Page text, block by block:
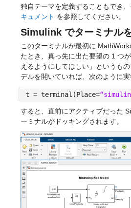
独自テーマを定義することもでき
キュメント を参照してください。
Simulink でターミナル
このターミナルが最初に
たとき、真っ先に出た要望の 1 つ
えるようにしてほしい」というも
デルを開いていれば、次のように実
t = terminal(Place=
すると、直前にアクティブだった
ーミナルがドッキングされます。